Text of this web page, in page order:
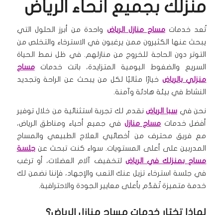
منزلك بجميع أنحاء الرياض
تُعد خدمات مساج منازل الرياض واحدة من أبرز الحلول التي
يبحث عنها الكثيرون ممن يرغبون في الاسترخاء والتخلص من
التوتر دون الحاجة للخروج من منازلهم. في ظل نمط الحياة
السريع والضغوط اليومية المتزايدة، باتت خدماتمساج
منزلي بالرياض خيارًا مثاليًا لكل من يبحث عن الراحة وتجديد
النشاط في بيئة هادئة وآمنة.
نحن في سبا الرياضنقدم لك تجربة استثنائية من خلال توفير
أفضل خدمات مساج منازل في جميع أحياء ومناطق الرياض،
مع فريق محترف من أخصائيي العلاج الطبيعي والمساج
المدربين على أعلى المستويات. سواء كنت تبحث عنجلسة
مساج بمنزلك في الرياض لتخفيف آلام العضلات، أو ترغب
في جلسة استرخاء تزيل عنك التعب والإجهاد، فإننا نضمن لك
خدمة متميزة تُقدَّم بأعلى معايير الجودة والاحترافية.
لماذا تختار خدمات مساج منازل الرياض؟